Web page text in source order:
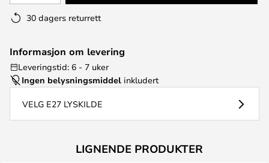
30 dagers returrett
Informasjon om levering
Leveringstid: 6 - 7 uker
Ingen belysningsmiddel inkludert
VELG E27 LYSKILDE
LIGNENDE PRODUKTER